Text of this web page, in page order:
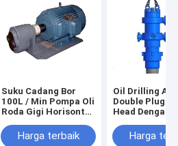
Suku Cadang Bor
100L / Min Pompa Oli
Roda Gigi Horisontal
Pelumasan Oli
Harga terbaik
Oil Drilling API
Double Plug
Head Dengan
UnionHarga